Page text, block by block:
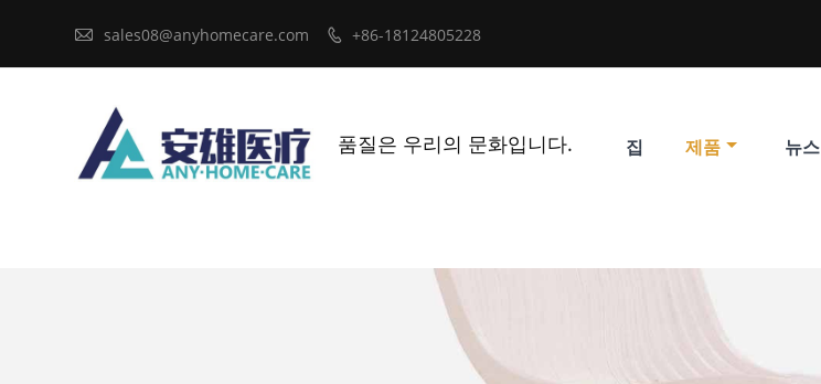
 sales08@anyhomecare.com  +86-18124805228
집 제품 뉴스
품질은 우리의 문화입니다.